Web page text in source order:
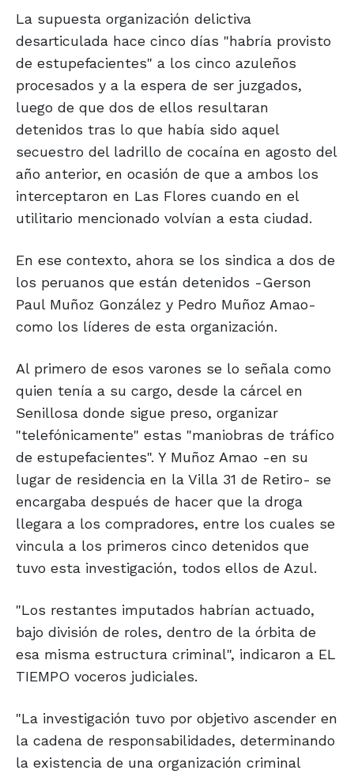
La supuesta organización delictiva
desarticulada hace cinco días "habría provisto
de estupefacientes" a los cinco azuleños
procesados y a la espera de ser juzgados,
luego de que dos de ellos resultaran
detenidos tras lo que había sido aquel
secuestro del ladrillo de cocaína en agosto del
año anterior, en ocasión de que a ambos los
interceptaron en Las Flores cuando en el
utilitario mencionado volvían a esta ciudad.
En ese contexto, ahora se los sindica a dos de
los peruanos que están detenidos -Gerson
Paul Muñoz González y Pedro Muñoz Amao-
como los líderes de esta organización.
Al primero de esos varones se lo señala como
quien tenía a su cargo, desde la cárcel en
Senillosa donde sigue preso, organizar
"telefónicamente" estas "maniobras de tráfico
de estupefacientes". Y Muñoz Amao -en su
lugar de residencia en la Villa 31 de Retiro- se
encargaba después de hacer que la droga
llegara a los compradores, entre los cuales se
vincula a los primeros cinco detenidos que
tuvo esta investigación, todos ellos de Azul.
"Los restantes imputados habrían actuado,
bajo división de roles, dentro de la órbita de
esa misma estructura criminal", indicaron a EL
TIEMPO voceros judiciales.
"La investigación tuvo por objetivo ascender en
la cadena de responsabilidades, determinando
la existencia de una organización criminal